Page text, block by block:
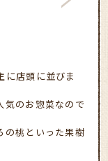
に店頭に並びま
気のお惣菜なので
の桃といった果樹